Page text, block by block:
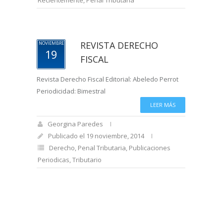
NOVIEMBRE
19
REVISTA DERECHO
FISCAL
Revista Derecho Fiscal Editorial: Abeledo Perrot
Periodicidad: Bimestral
LEER MÁS
Georgina Paredes
Publicado el 19 noviembre, 2014
Derecho Penal Tributaria Publicaciones
Periodicas Tributario